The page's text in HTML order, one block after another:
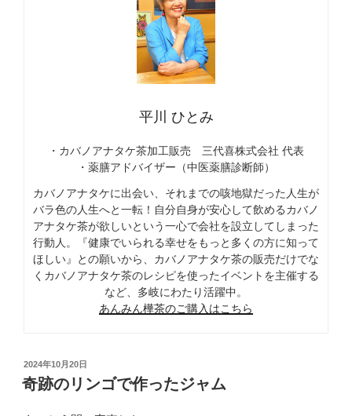
平川 ひとみ
・カバノアナタケ茶加工販売 三代喜株式会社 代表
・薬膳アドバイザー（中医薬膳診断師）
カバノアナタケに出会い、それまでの咳地獄だった人生が
バラ色の人生へと一転！自分自身が安心して飲めるカバノ
アナタケ茶が欲しいという一心で会社を設立してしまった
行動人。『健康でいられる幸せをもっと多くの方に知って
ほしい』との願いから、カバノアナタケ茶の販売だけでな
くカバノアナタケ茶のレシピを使ったイベントを主催する
など、多岐にわたり活躍中。
あんみん樺茶のご購入はこちら
投
稿
日:
2024年10月20日
奇跡のリンゴで作ったジャム